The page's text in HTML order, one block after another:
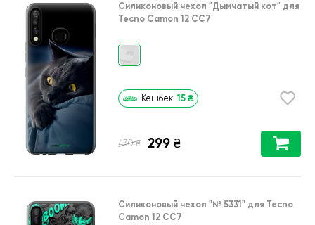
Силиконовый чехол "Дымчатый кот" для
Tecno Camon 12 CC7
Кешбек 15 ₴
430 ₴ 299 ₴
Силиконовый чехол "№ 5331" для Tecno
Camon 12 CC7